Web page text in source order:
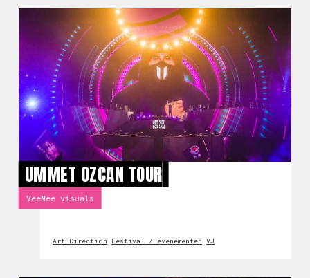
UMMET OZCAN TOUR
VeeMee visuals
Art Direction Festival / evenementen VJ